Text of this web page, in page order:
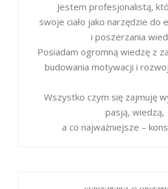
Jestem profesjonalistą,
swoje ciało jako narzędzie do
i poszerzania
Posiadam ogromną wiedzę z
budowania motywacji i
Wszystko czym się zajmuję
pasją, wiedzą,
a co najważniejsze –